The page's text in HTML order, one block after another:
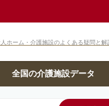
全国の介護施設データ